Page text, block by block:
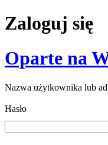
Zaloguj się
Oparte na
Nazwa użytkownika lub
Hasło